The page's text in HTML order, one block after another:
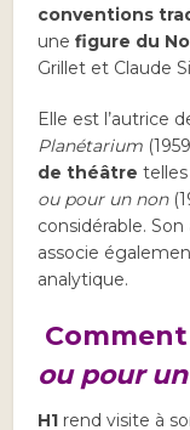
conventions
unefigure du
Grillet et Claude
Elle est l’autrice
Planétarium
de théâtre
ou pour un non
considérable. Son
associe
analytique.
ou pour
H1 rend visite à